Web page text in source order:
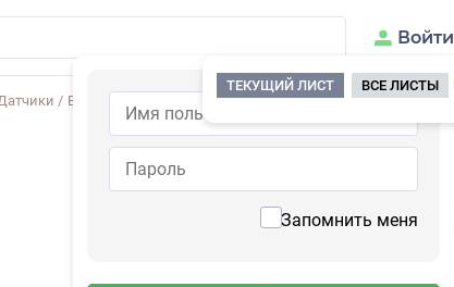
Войти
Запомнить меня
ТЕКУЩИЙ ЛИСТ
ВСЕ ЛИСТЫ
/ Виброскорости 2A201TH-200(T)